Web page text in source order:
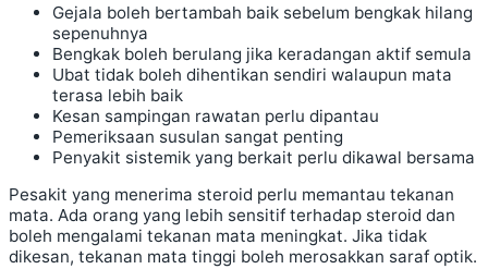
Gejala boleh bertambah baik sebelum bengkak hilang
sepenuhnya
Bengkak boleh berulang jika keradangan aktif semula
Ubat tidak boleh dihentikan sendiri walaupun mata
terasa lebih baik
Kesan sampingan rawatan perlu dipantau
Pemeriksaan susulan sangat penting
Penyakit sistemik yang berkait perlu dikawal bersama
Pesakit yang menerima steroid perlu memantau tekanan
mata. Ada orang yang lebih sensitif terhadap steroid dan
boleh mengalami tekanan mata meningkat. Jika tidak
dikesan, tekanan mata tinggi boleh merosakkan saraf optik.